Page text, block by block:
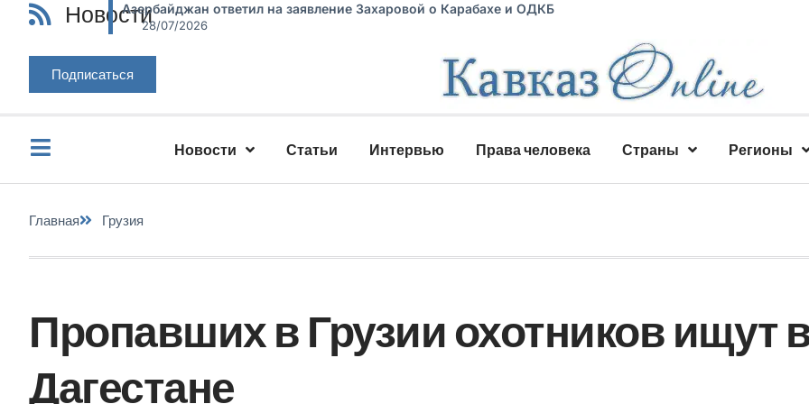
НовостиАзербайджан ответил на заявление Захаровой о Карабахе и ОДКБ
28/07/2026
Подписаться
Новости Статьи Интервью Права человека Страны Регионы
Главная Грузия
Пропавших в Грузии охотников ищут
Дагестане